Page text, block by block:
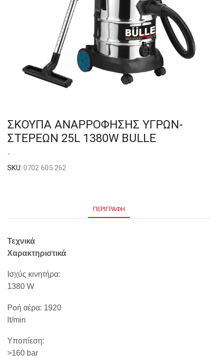
ΣΚΟΥΠΑ ΑΝΑΡΡΟΦΗΣΗΣ ΥΓΡΩΝ-
ΣΤΕΡΕΩΝ 25L 1380W BULLE
-
SKU: 0702 605 262
ΠΕΡΙΓΡΑΦΉ
Τεχνικά
Χαρακτηριστικά
Ισχύς κινητήρα:
1380 W
Ροή αέρα: 1920
lt/min
Υποπίεση:
>160 bar